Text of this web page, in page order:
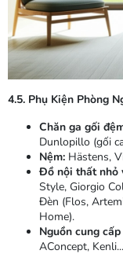
4.5. Phụ Kiện Phòng
Chăn ga gối
Dunlopillo (gối
Nệm: Hästens,
Đồ nội thất nhỏ
Style, Giorgio
Đèn (Flos,
Home).
Nguồn cung
AConcept, Kenli...